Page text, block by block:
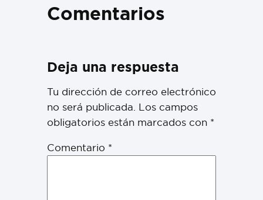
Comentarios
Deja una respuesta
Tu dirección de correo electrónico
no será publicada. Los campos
obligatorios están marcados con *
Comentario *